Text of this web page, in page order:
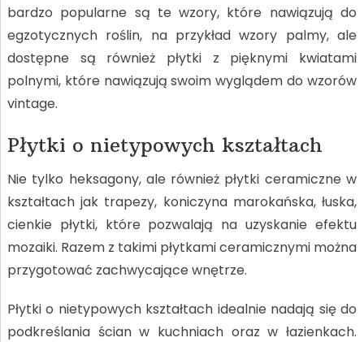
bardzo popularne są te wzory, które nawiązują do
egzotycznych roślin, na przykład wzory palmy, ale
dostępne są również płytki z pięknymi kwiatami
polnymi, które nawiązują swoim wyglądem do wzorów
vintage.
Płytki o nietypowych kształtach
Nie tylko heksagony, ale również płytki ceramiczne w
kształtach jak trapezy, koniczyna marokańska, łuska,
cienkie płytki, które pozwalają na uzyskanie efektu
mozaiki. Razem z takimi płytkami ceramicznymi można
przygotować zachwycające wnętrze.
Płytki o nietypowych kształtach idealnie nadają się do
podkreślania ścian w kuchniach oraz w łazienkach.